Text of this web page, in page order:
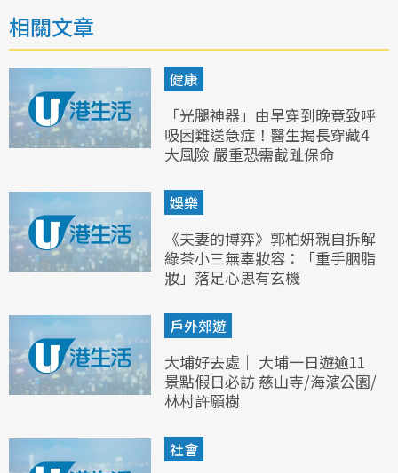
相關文章
健康
「光腿神器」由早穿到晚竟致呼
吸困難送急症！醫生揭長穿藏4
大風險 嚴重恐需截趾保命
娛樂
《夫妻的博弈》郭柏妍親自拆解
綠茶小三無辜妝容：「重手胭脂
妝」落足心思有玄機
戶外郊遊
大埔好去處｜ 大埔一日遊逾11
景點假日必訪 慈山寺/海濱公園/
林村許願樹
社會